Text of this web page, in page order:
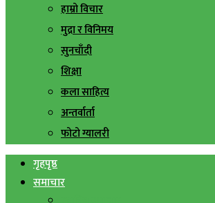
हाम्रो विचार
मुद्रा र विनिमय
सुनचाँदी
शिक्षा
कला साहित्य
अन्तर्वार्ता
फोटो ग्यालरी
गृहपृष्ठ
समाचार